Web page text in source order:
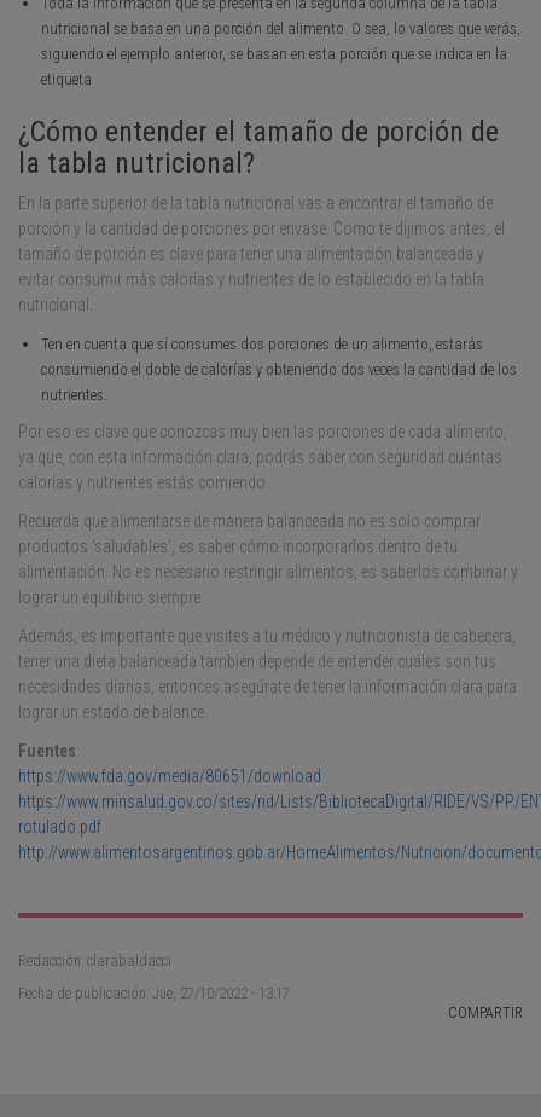
nutricional se basa en una porción del alimento. O sea, lo valores que verás,
siguiendo el ejemplo anterior, se basan en esta porción que se indica en la
etiqueta
¿Cómo entender el tamaño de porción de
la tabla nutricional?
En la parte superior de la tabla nutricional vas a encontrar el tamaño de
porción y la cantidad de porciones por envase. Como te dijimos antes, el
tamaño de porción es clave para tener una alimentación balanceada y
evitar consumir más calorías y nutrientes de lo establecido en la tabla
nutricional.
Ten en cuenta que sí consumes dos porciones de un alimento, estarás
consumiendo el doble de calorías y obteniendo dos veces la cantidad de los
nutrientes.
Por eso es clave que conozcas muy bien las porciones de cada alimento,
ya que, con esta información clara, podrás saber con seguridad cuántas
calorías y nutrientes estás comiendo.
Recuerda que alimentarse de manera balanceada no es solo comprar
productos ‘saludables’, es saber cómo incorporarlos dentro de tu
alimentación. No es necesario restringir alimentos, es saberlos combinar y
lograr un equilibrio siempre.
Además, es importante que visites a tu médico y nutricionista de cabecera,
tener una dieta balanceada también depende de entender cuáles son tus
necesidades diarias, entonces asegúrate de tener la información clara para
lograr un estado de balance.
Fuentes:
https://www.fda.gov/media/80651/download
https://www.minsalud.gov.co/sites/rid/Lists/BibliotecaDigital/RIDE/VS/PP/
rotulado.pdf
http://www.alimentosargentinos.gob.ar/HomeAlimentos/Nutricion/
Redacción: clarabaldacci
Fecha de publicación: Jue, 27/10/2022 - 13:17
COMPARTIR